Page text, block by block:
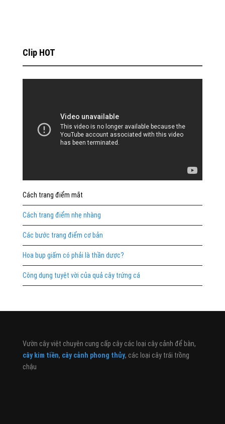
Clip HOT
Cách trang điểm mắt
Cách trang điểm nhẹ nhàng
Các bước trang điểm cơ bản
Hoa bụp giấm có phải là thần dược?
Công dụng tuyệt vời của quả cây trứng cá
Vườn cây việt chuyên cung cấp cây các loại cây cảnh để bàn,
cây kim tiền, cây cảnh phong thủy, các loại cây trái trồng
chậu